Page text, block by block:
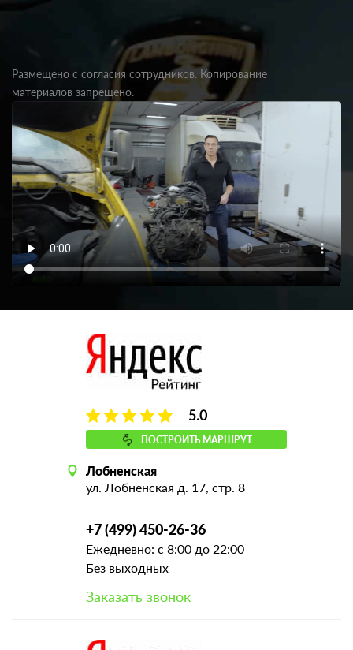
Размещено с согласия сотрудников. Копирование
материалов запрещено.
5.0
ПОСТРОИТЬ МАРШРУТ
Лобненская
ул. Лобненская д. 17, стр. 8
+7 (499) 450-26-36
Ежедневно: с 8:00 до 22:00
Без выходных
Заказать звонок